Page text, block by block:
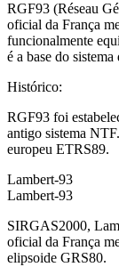
RGF93 (Réseau
oficial da França
funcionalmente
é a base do
Histórico:
RGF93 foi
antigo sistema
europeu ETRS89.
Lambert-93
Lambert-93
SIRGAS2000,
oficial da França
elipsoide GRS80.